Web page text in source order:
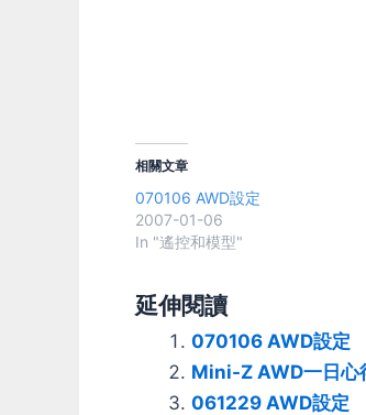
相關文章
070106 AWD設定
2007-01-06
In "遙控和模型"
延伸閱讀
070106 AWD設定
Mini-Z AWD一日心
061229 AWD設定